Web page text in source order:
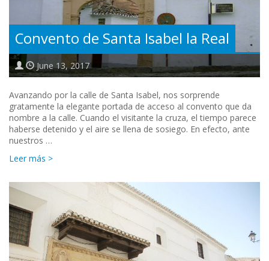
Convento de Santa Isabel la Real
June 13, 2017
Avanzando por la calle de Santa Isabel, nos sorprende
gratamente la elegante portada de acceso al convento que da
nombre a la calle. Cuando el visitante la cruza, el tiempo parece
haberse detenido y el aire se llena de sosiego. En efecto, ante
nuestros …
Leer más >